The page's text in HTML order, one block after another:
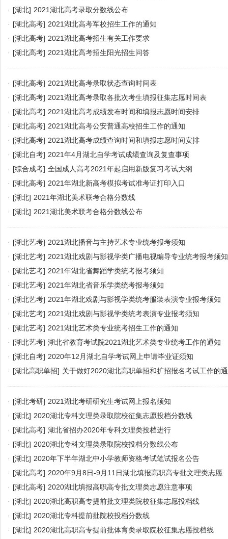
· [湖北] 2021湖北高考录取分数线公布
· [湖北高考] 2021湖北高考军校招生工作的通知
· [湖北高考] 2021湖北高考招生有关工作要求
· [湖北高考] 2021湖北高考招生阳光招生问答
· [湖北高考] 2021湖北高考录取状态查询时间表
· [湖北高考] 2021湖北高考录取各批次考生填报征集志愿时间表
· [湖北高考] 2021湖北高考成绩发布时间和填报志愿时间安排
· [湖北高考] 2021湖北高考公安普通高校招生工作的通知
· [湖北高考] 2021湖北高考成绩查询时间和填报志愿时间安排
· [湖北自考] 2021年4月湖北自学考试成绩查询及复查事项
· [综合成考] 全国成人高考2021年起启用新版复习考试大纲
· [湖北高考] 2021年湖北新高考模拟考试准考证打印入口
· [湖北] 2021年湖北美术联考合格分数线
· [湖北] 2021湖北美术联考合格分数线公布
· [湖北艺考] 2021湖北播音与主持艺术专业统考报考须知
· [湖北艺考] 2021湖北戏剧与影视学类广播电视编导专业统考报考须知
· [湖北艺考] 2021年湖北省舞蹈学类统考报考须知
· [湖北艺考] 2021年湖北省音乐学类统考报考须知
· [湖北艺考] 2021年湖北戏剧与影视学类统考服装表演专业报考须知
· [湖北艺考] 2021湖北戏剧与影视学类统考表演专业报考须知
· [湖北艺考] 2021湖北艺术类专业统考招生工作的通知
· [湖北艺考] 湖北省教育考试院2021湖北艺术类专业统考工作的通知
· [湖北自考] 2020年12月湖北自学考试网上申请毕业证须知
· [湖北高职单招] 关于做好2020湖北高职单招和扩招报名考试工作的
· [湖北考研] 2021湖北考研研究生考试网上报名须知
· [湖北] 2020湖北专科文理类录取院校征集志愿投档分数线
· [湖北高考] 湖北省招办2020年专科文理类投档进行
· [湖北] 2020湖北专科文理类录取院校投档分数线公布
· [湖北] 2020年下半年湖北中小学教师资格考试笔试报名公告
· [湖北高考] 2020年9月8日-9月11日湖北填报高职高专批文理类志愿
· [湖北高考] 2020湖北填报高职高专批文理类志愿注意事项
· [湖北] 2020湖北高职高专提前批文理类院校征集志愿投档线
· [湖北] 2020湖北专科提前批院校投档分数线
· [湖北] 2020湖北高职高专提前批体育类录取院校征集志愿投档线